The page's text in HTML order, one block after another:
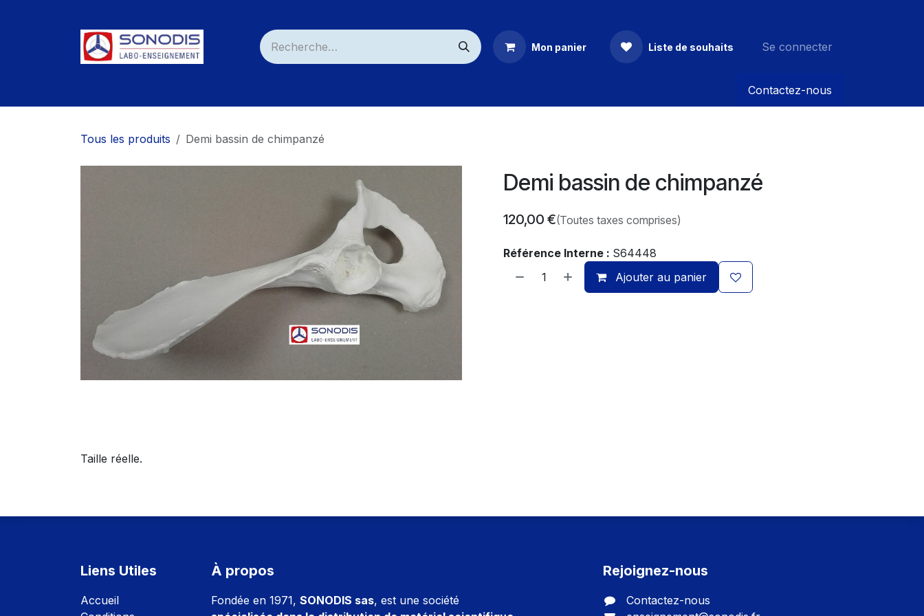
Mon panier Liste de souhaits Se connecter
Contactez-nous
Tous les produits Demi bassin de chimpanzé
Demi bassin de chimpanzé
120,00 €(Toutes taxes comprises)
Référence Interne : S64448
Ajouter au panier
Taille réelle.
Liens Utiles
Accueil
À propos
Fondée en 1971, SONODIS sas, est une société
Rejoignez-nous
Contactez-nous